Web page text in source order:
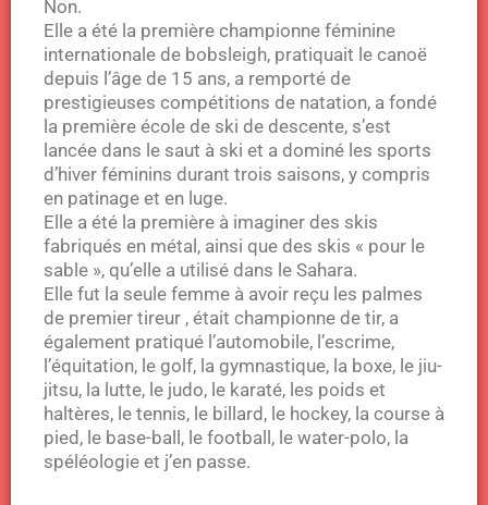
Non.
Elle a été la première championne féminine
internationale de bobsleigh, pratiquait le canoë
depuis l’âge de 15 ans, a remporté de
prestigieuses compétitions de natation, a fondé
la première école de ski de descente, s’est
lancée dans le saut à ski et a dominé les sports
d’hiver féminins durant trois saisons, y compris
en patinage et en luge.
Elle a été la première à imaginer des skis
fabriqués en métal, ainsi que des skis « pour le
sable », qu’elle a utilisé dans le Sahara.
Elle fut la seule femme à avoir reçu les palmes
de premier tireur , était championne de tir, a
également pratiqué l’automobile, l’escrime,
l’équitation, le golf, la gymnastique, la boxe, le jiu-
jitsu, la lutte, le judo, le karaté, les poids et
haltères, le tennis, le billard, le hockey, la course à
pied, le base-ball, le football, le water-polo, la
spéléologie et j’en passe.